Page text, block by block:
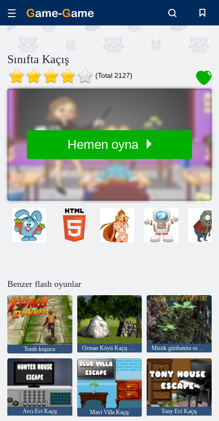
Sınıfta Kaçış
(Total 2127)
Hemen oyna
Benzer flash oyunlar
Tomb koşucu Orman Köyü Kaçış Bölüm 2 Mistik günbatımı ormanı
Avcı Evi Kaçış Mavi Villa Kaçış Tony Evi Kaçış